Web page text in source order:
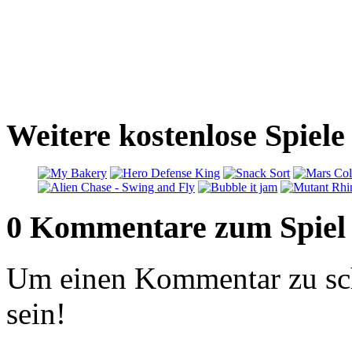
Weitere kostenlose
0 Kommentare zum Spiel
Um einen Kommentar zu
sein!